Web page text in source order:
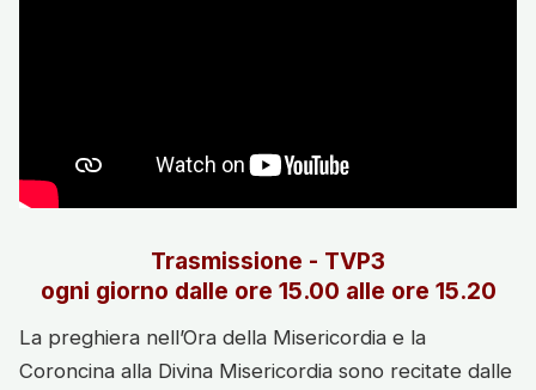
Trasmissione - TVP3
ogni giorno dalle ore 15.00 alle ore 15.20
La preghiera nell’Ora della Misericordia e la
Coroncina alla Divina Misericordia sono recitate dalle